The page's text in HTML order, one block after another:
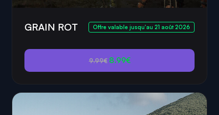
GRAIN ROT Offre valable jusqu'au 21 août 2026
9.99€ 8.99€